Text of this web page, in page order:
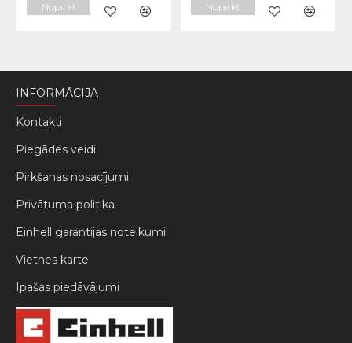
Nopirkt Nopirkt
INFORMĀCIJA
Kontakti
Piegādes veidi
Pirkšanas nosacījumi
Privātuma politika
Einhell garantijas noteikumi
Vietnes karte
Ipašas piedāvājumi